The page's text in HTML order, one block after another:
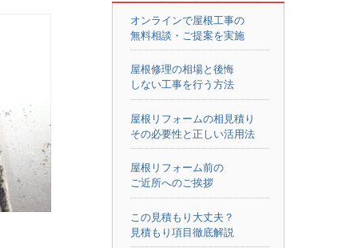
オンラインで屋根工事の
無料相談・ご提案を実施
屋根修理の相場と後悔
しない工事を行う方法
屋根リフォームの相見積り
その必要性と正しい活用法
屋根リフォーム前の
ご近所へのご挨拶
この見積もり大丈夫？
見積もり項目徹底解説